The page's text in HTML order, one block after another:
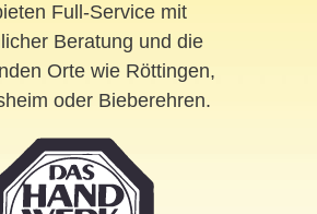
Full-Service mit
Beratung und die
Orte wie Röttingen,
oder Bieberehren.